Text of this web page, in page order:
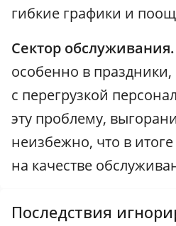
гибкие графики и
Сектор обслуживания.
особенно в праздники,
с перегрузкой
эту проблему,
неизбежно, что в итоге
на качестве
Последствия